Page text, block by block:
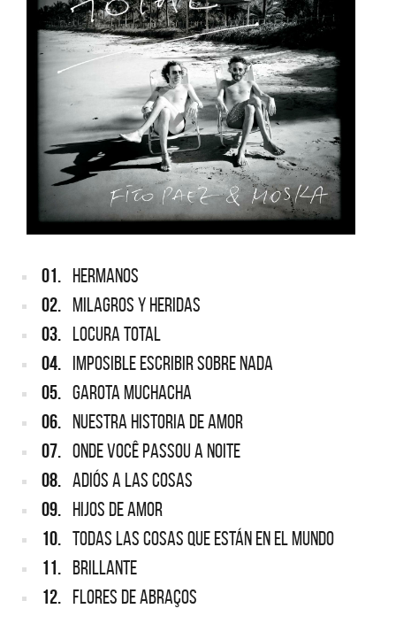
01. HERMANOS
02. MILAGROS Y HERIDAS
03. LOCURA TOTAL
04. IMPOSIBLE ESCRIBIR SOBRE NADA
05. GAROTA MUCHACHA
06. NUESTRA HISTORIA DE AMOR
07. ONDE VOCÊ PASSOU A NOITE
08. ADIÓS A LAS COSAS
09. HIJOS DE AMOR
10. TODAS LAS COSAS QUE ESTÁN EN EL MUNDO
11. BRILLANTE
12. FLORES DE ABRAÇOS